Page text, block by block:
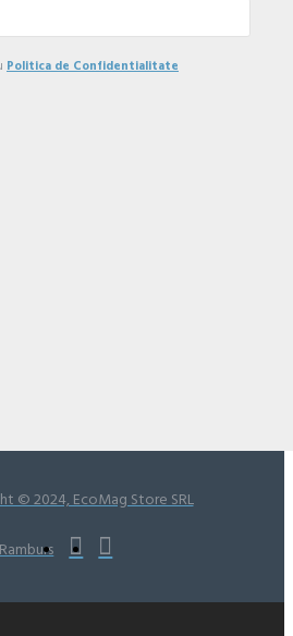
Politica de Confidentialitate
© 2024, EcoMag Store SRL